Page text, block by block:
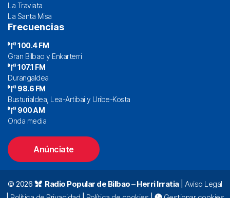
La Traviata
La Santa Misa
Frecuencias
100.4 FM
Gran Bilbao y Enkarterri
107.1 FM
Durangaldea
98.6 FM
Busturialdea, Lea-Artibai y Uribe-Kosta
900 AM
Onda media
Anúnciate
© 2026 Radio Popular de Bilbao – Herri Irratia| Aviso Legal